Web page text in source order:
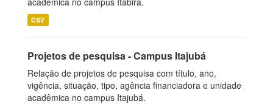
CSV
Projetos de pesquisa - Campus Itajubá
Relação de projetos de pesquisa com título, ano,
vigência, situação, tipo, agência financiadora e unidade
acadêmica no campus Itajubá.